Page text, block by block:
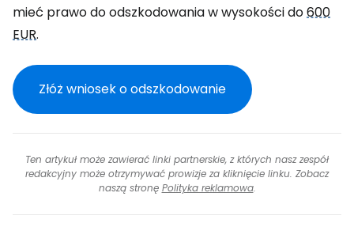
mieć prawo do odszkodowania w wysokości do600
EUR.
Złóż wniosek o odszkodowanie
Ten artykuł może zawierać linki partnerskie, z których nasz zespół
redakcyjny może otrzymywać prowizje za kliknięcie linku. Zobacz
naszą stronę Polityka reklamowa.